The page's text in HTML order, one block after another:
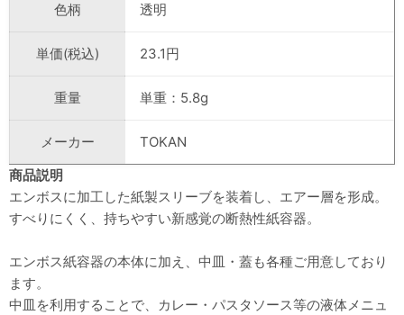
色柄 透明
単価(税込) 23.1円
重量 単重：5.8g
メーカー
TOKAN
商品説明
エンボスに加工した紙製スリーブを装着し、エアー層を形成。
すべりにくく、持ちやすい新感覚の断熱性紙容器。
エンボス紙容器の本体に加え、中皿・蓋も各種ご用意しており
ます。
中皿を利用することで、カレー・パスタソース等の液体メニュ